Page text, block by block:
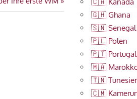
🇬🇭 Ghana
🇸🇳 Senegal
🇵🇱 Polen
🇵🇹 Portugal
🇲🇦
🇹🇳
🇨🇲